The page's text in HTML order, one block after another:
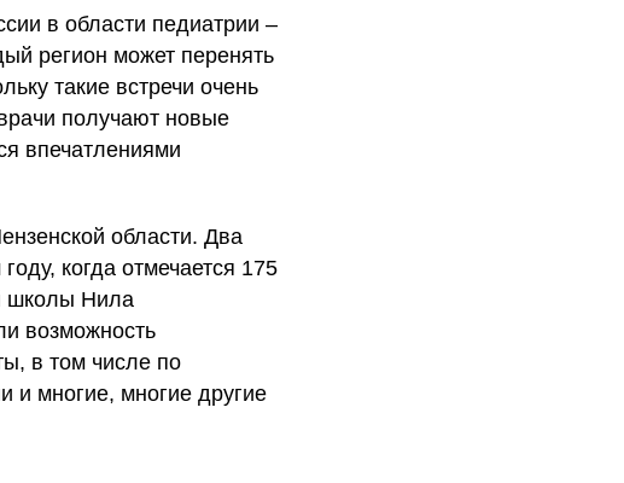
в области педиатрии –
регион может перенять
такие встречи очень
получают новые
впечатлениями
области. Два
когда отмечается 175
школы Нила
возможность
в том числе по
и многие, многие другие